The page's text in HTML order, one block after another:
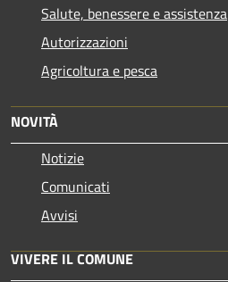
Salute, benessere e assistenza
Autorizzazioni
Agricoltura e pesca
NOVITÀ
Notizie
Comunicati
Avvisi
VIVERE IL COMUNE